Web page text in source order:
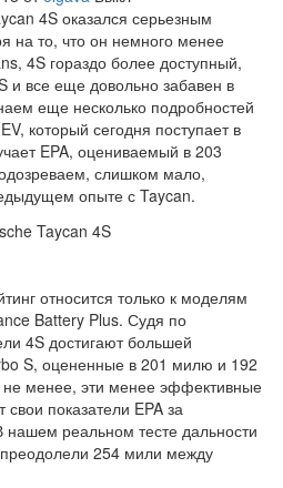
4S оказался серьезным
на то, что он немного менее
4S гораздо более доступный,
и все еще довольно забавен в
еще несколько подробностей
который сегодня поступает в
EPA, оцениваемый в 203
слишком мало,
опыте с Taycan.
относится только к моделям
Battery Plus. Судя по
4S достигают большей
S, оцененные в 201 милю и 192
менее, эти менее эффективные
показатели EPA за
реальном тесте дальности
254 мили между